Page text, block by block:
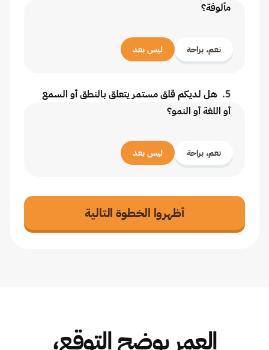
مألوفة؟
نعم، براحة ليس بعد
5
. هل لديكم قلق مستمر يتعلق بالنطق أو السمع
أو اللغة أو النمو؟
نعم، براحة ليس بعد
أظهروا الخطوة التالية
العمر يوضح التوقع،